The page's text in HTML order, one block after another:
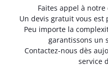
Faites appel à
Un devis gratuit vous est
Peu importe la
garantissons un
Contactez-nous dès
service